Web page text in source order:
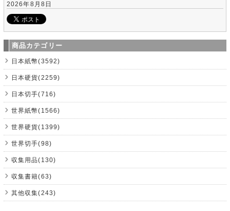
2026年8月8日
商品カテゴリー
日本紙幣(3592)
日本硬貨(2259)
日本切手(716)
世界紙幣(1566)
世界硬貨(1399)
世界切手(98)
収集用品(130)
収集書籍(63)
其他収集(243)